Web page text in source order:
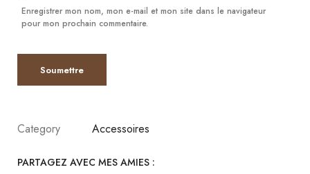
Enregistrer mon nom, mon e-mail et mon site dans le navigateur
pour mon prochain commentaire.
Category Accessoires
PARTAGEZ AVEC MES AMIES :